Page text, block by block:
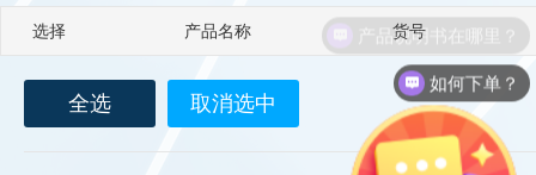
Berry & Associates Zedira
LGC Maine Standards Biolife
AbD Serotec
选择 产品名称 货号
全选 取消选中
产品说明书在哪里？
如何下单？